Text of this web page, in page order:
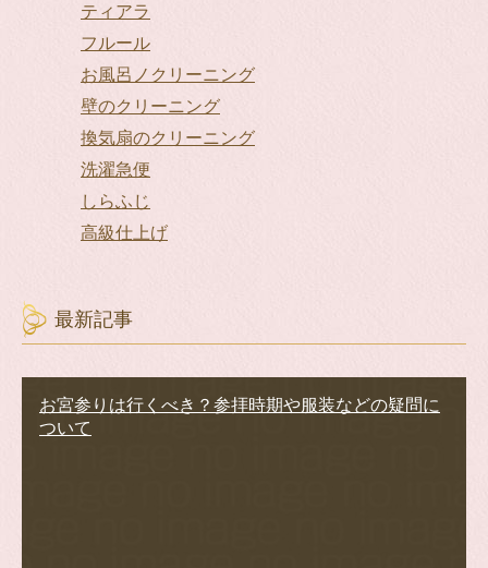
ティアラ
フルール
お風呂ノクリーニング
壁のクリーニング
換気扇のクリーニング
洗濯急便
しらふじ
高級仕上げ
最新記事
お宮参りは行くべき？参拝時期や服装などの疑問に
ついて